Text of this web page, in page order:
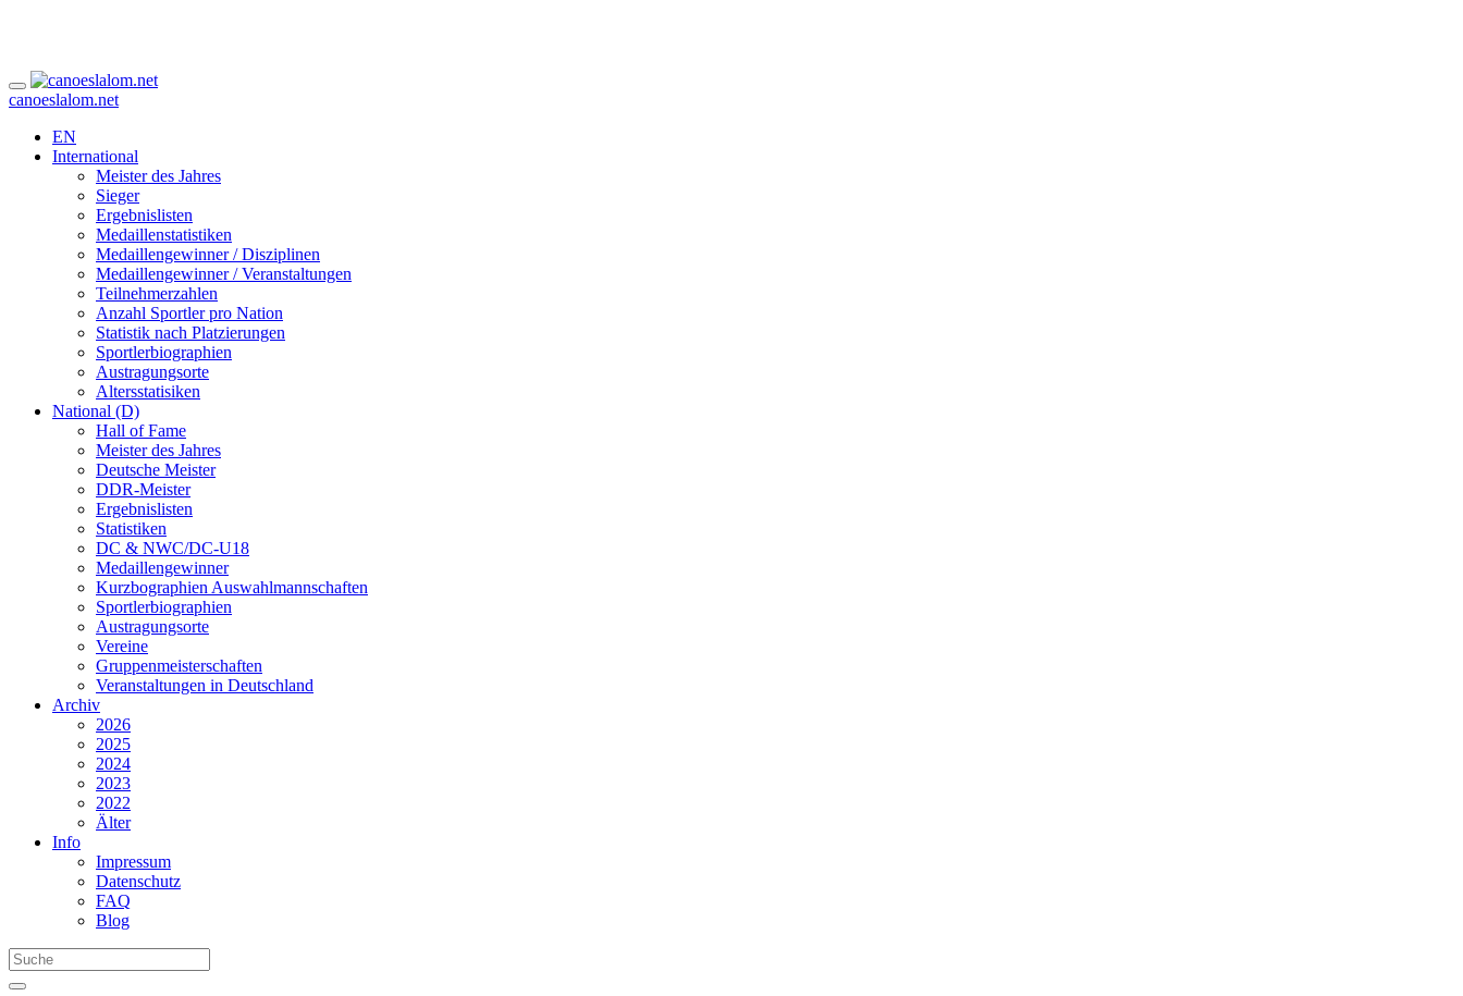
canoeslalom.net
EN
International
Meister des Jahres
Sieger
Ergebnislisten
Medaillenstatistiken
Medaillengewinner / Disziplinen
Medaillengewinner / Veranstaltungen
Teilnehmerzahlen
Anzahl Sportler pro Nation
Statistik nach Platzierungen
Sportlerbiographien
Austragungsorte
Altersstatisiken
National (D)
Hall of Fame
Meister des Jahres
Deutsche Meister
DDR-Meister
Ergebnislisten
Statistiken
DC & NWC/DC-U18
Medaillengewinner
Kurzbographien Auswahlmannschaften
Sportlerbiographien
Austragungsorte
Vereine
Gruppenmeisterschaften
Veranstaltungen in Deutschland
Archiv
2026
2025
2024
2023
2022
Älter
Info
Impressum
Datenschutz
FAQ
Blog